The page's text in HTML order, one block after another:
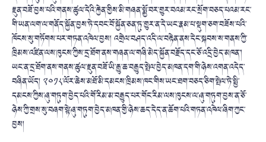
རྫུན་བཟོ་བྱས་པའི་གནས་ཚུལ་དེའི་རྐྱེན་གྱིས་མི་གཞན་སྨྱོ་བར་གྱུར་བའམ་རང་སྲོག་བཅད་པའམ་རང་
གི་ཡན་ལག་ལ་གནོད་སྐྱོན་བྱས་ཏེ་དབང་བོ་སྐྱོན་ཅན་ཏུ་གྱུར་ན་དེ་ཡང་རྣམ་པ་སྡུག་ཅག་བཟོས་པའི་
ཁོངས་སུ་གཏོགས་པར་གཏན་འཁེལ་བྱས། འགྲེལ་བཤད་འདི་ལ་བརྟེན་ནས་དེང་སྐབས་ས་གནས་ཀྱི་
ཁྲིམས་འཛིན་ལས་ཁུངས་ཀྱིས་དྲ་ཐོག་ནས་གཞན་ལ་གཞི་མེད་སྐྱོན་བརྗོད་དང་ཅོ་འདྲི་བྱེད་མཁན་།
ཡང་ན་དྲ་ཐོག་ནས་གནས་ཚུལ་རྫུན་བཟོ་ཡི་རྒྱུ་ཆ་བརྒྱུད་སྤེལ་བྱེད་མཁན་དག་གི་ཉེས་འགན་འདེད་
བཞིན་ཡོད། ༢༠༡༨་ལོར་ཆེས་མཐོ་མི་དམངས་ཁྲིམས་ཁང་གིས་ཡང་ཐག་བཅད་ཅིག་སྤེལ་ཏེ་སྤྱི་
དམངས་ཀྱིས་ཞུ་གཏུག་བྱེད་པའི་གོ་རིམ་མ་བརྒྱུད་པར་གོང་རིམ་ལས་ཁུངས་ལ་ཞུ་གཏུག་བྱས་ན་ཅོ་
ཉེས་ཀྱི་གྲས་སུ་བཞག་སྟེ་ཞུ་གཏུག་བྱེད་མཁན་གྱི་ཉེས་ཆད་དེད་ན་ཆོག་པའི་གཏན་འཁེལ་ཞིག་ཀྱང་
བྱས།